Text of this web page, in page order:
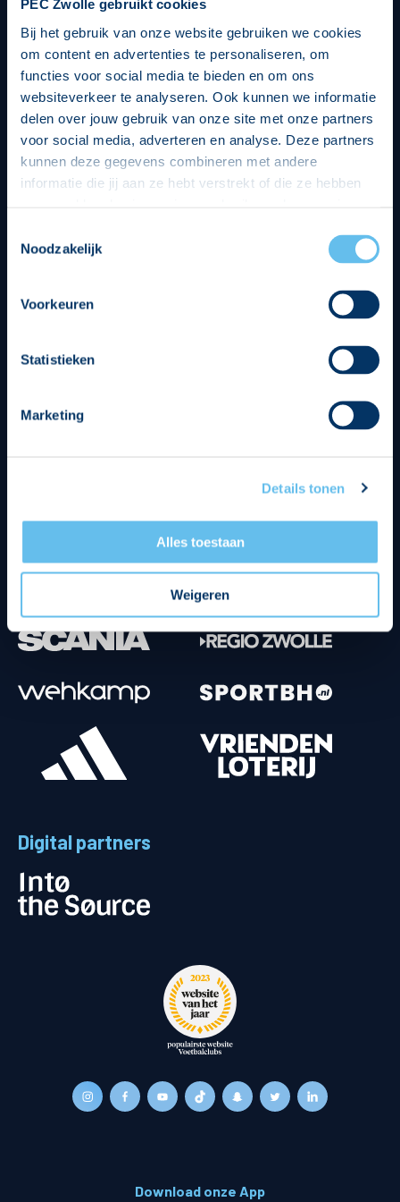
PEC Zwolle gebruikt cookies
Bij het gebruik van onze website gebruiken we cookies
om content en advertenties te personaliseren, om
functies voor social media te bieden en om ons
websiteverkeer te analyseren. Ook kunnen we informatie
delen over jouw gebruik van onze site met onze partners
voor social media, adverteren en analyse. Deze partners
kunnen deze gegevens combineren met andere
informatie die jij aan ze hebt verstrekt of die ze hebben
op een veilige en integere wijze. Je kunt je toestemming
beheren op de privacy- en cookieverklaring pagina.
Noodzakelijk
Voorkeuren
Statistieken
Marketing
Details tonen
Alles toestaan
Weigeren
Digital partners
Download onze App